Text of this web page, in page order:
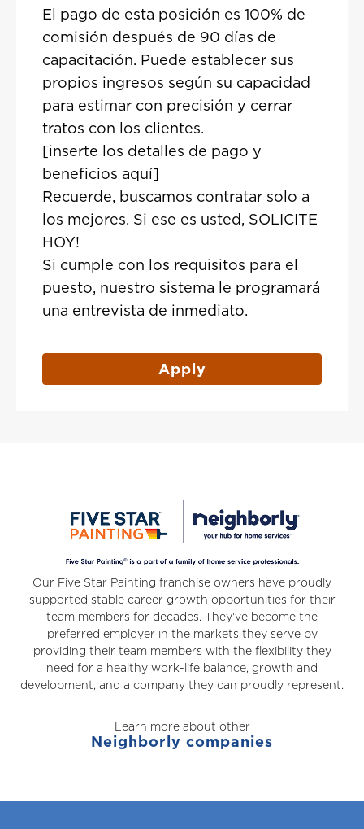
El pago de esta posición es 100% de
comisión después de 90 días de
capacitación. Puede establecer sus
propios ingresos según su capacidad
para estimar con precisión y cerrar
tratos con los clientes.
[inserte los detalles de pago y
beneficios aquí]
Recuerde, buscamos contratar solo a
los mejores. Si ese es usted, SOLICITE
HOY!
Si cumple con los requisitos para el
puesto, nuestro sistema le programará
una entrevista de inmediato.
Apply
Our Five Star Painting franchise owners have proudly
supported stable career growth opportunities for their
team members for decades. They've become the
preferred employer in the markets they serve by
providing their team members with the flexibility they
need for a healthy work-life balance, growth and
development, and a company they can proudly represent.
Learn more about other
Neighborly companies